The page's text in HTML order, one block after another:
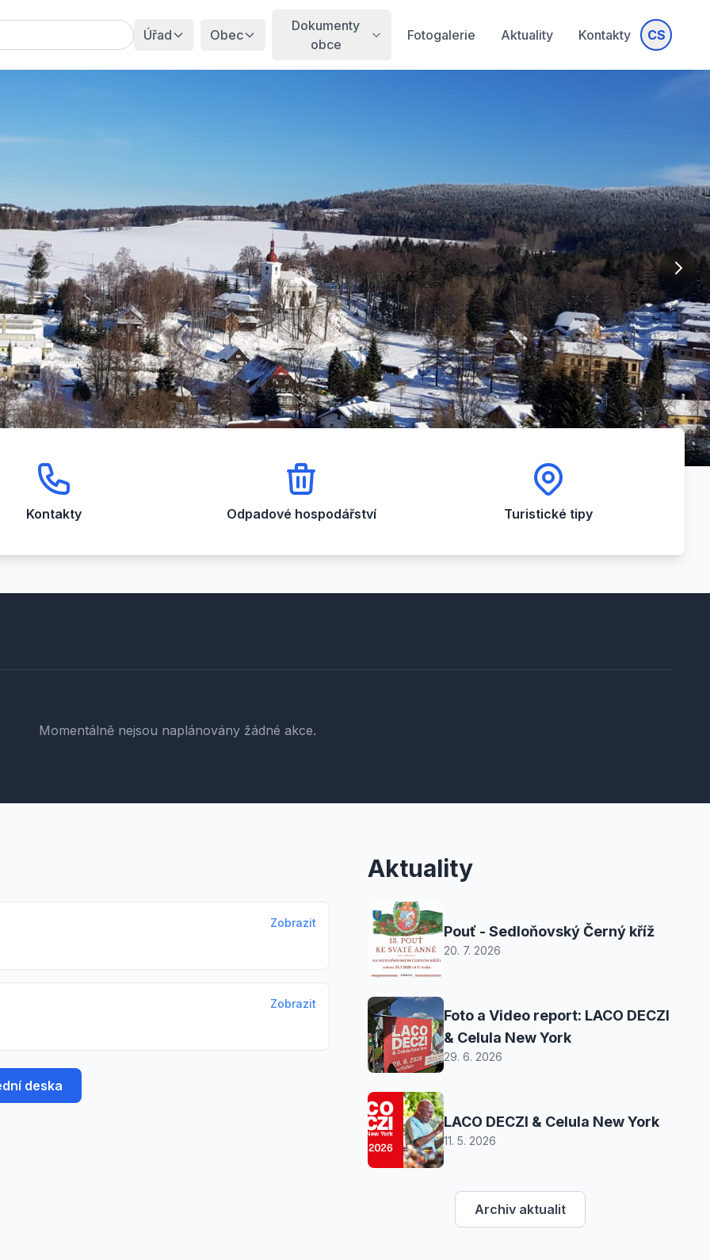
Úřad Obec
Dokumenty
obce
Fotogalerie Aktuality Kontakty CS
Kontakty Odpadové hospodářství Turistické tipy
Momentálně nejsou naplánovány žádné akce.
Zobrazit
Zobrazit
deska
Aktuality
Pouť - Sedloňovský Černý kříž
20. 7. 2026
Foto a Video report: LACO DECZI
& Celula New York
29. 6. 2026
LACO DECZI & Celula New York
11. 5. 2026
Archiv aktualit